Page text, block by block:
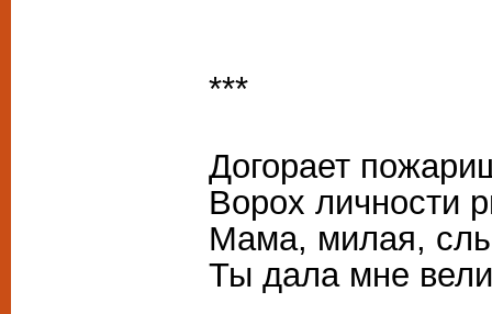
***
Догорает
Ворох личности
Мама, милая,
Ты дала мне